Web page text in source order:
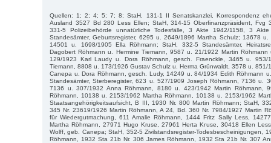
Quellen: 1; 2; 4; 5; 7; 8; StaH, 131-1 II Senatskanzlei, Korrespondenz
Ausland 3527 Bd 280 Less Ellen; StaH, 314-15 Oberfinanzpräsident, Fvg
331-5 Polizeibehörde unnatürliche Todesfälle, 3 Akte 1942/1158, 3
Standesämter, Geburtsregister, 6295 u. 2649/1896 Martha Schulz; 13678
14501 u. 1698/1905 Ella Röhmann; StaH, 332-5 Standesämter,
Dagobert Röhmann u. Hermine Tiemann, 9587 u. 21/1922 Martin
129/1923 Karl Laudy u. Dora Röhmann, gesch. Fraenckle, 3465 u.
Tiemann, 8808 u. 173/1926 Gustav Schulz u. Herma Grünwaldt, 3578 u. 851/
Canepa u. Dora Röhmann, gesch. Ludy, 14249 u. 84/1934 Edith Röhmann
Standesämter, Sterberegister, 623 u. 527/1909 Joseph Röhmann, 7136 u.
7136 u. 307/1932 Anna Röhmann, 8180 u. 423/1942 Martin Röhmann,
Röhmann, 10138 u. 2153/1962 Martha Röhmann, 10138 u. 2153/1962
Staatsangehörigkeitsaufsicht, B III, 1930 Nr. 800 Martin Röhmann; StaH,
345 Nr. 23619/1926 Martin Röhmann, A 24, Bd. 360 Nr. 7984/1927 Martin
für Wiedergutmachung, 611 Amalie Röhmann, 1444 Fritz Sally Less,
Martha Röhmann, 27971 Hugo Kruse, 27961 Herta Kruse, 30418 Ellen
Wolff, geb. Canepa; StaH, 352-5 Zivilstandsregister-Todesbescheinigungen,
Röhmann, 1932 Sta 21b Nr. 306 James Röhmann, 1932 Sta 21b Nr. 307